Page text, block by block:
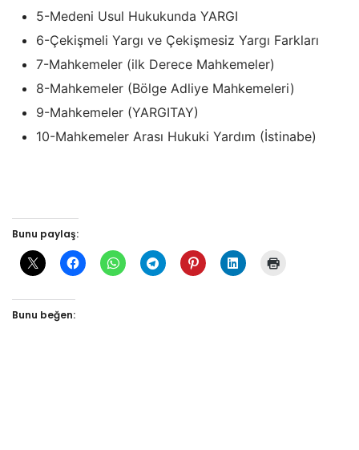
5-Medeni Usul Hukukunda YARGI
6-Çekişmeli Yargı ve Çekişmesiz Yargı Farkları
7-Mahkemeler (ilk Derece Mahkemeler)
8-Mahkemeler (Bölge Adliye Mahkemeleri)
9-Mahkemeler (YARGITAY)
10-Mahkemeler Arası Hukuki Yardım (İstinabe)
Bunu paylaş:
Bunu beğen: